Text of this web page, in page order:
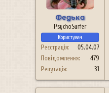
Федька
PsychoSurfer
Користувач
Реєстрація
05.04.07
Повідомлення
479
Репутація
31